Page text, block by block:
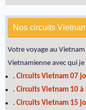
Nos circuits
Votre voyage au
Vietnamienne avec qui
. Circuits Vietnam 07
. Circuits Vietnam 10 à
. Circuits Vietnam 15